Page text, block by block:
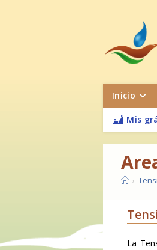
Inicio
Mis
›
La